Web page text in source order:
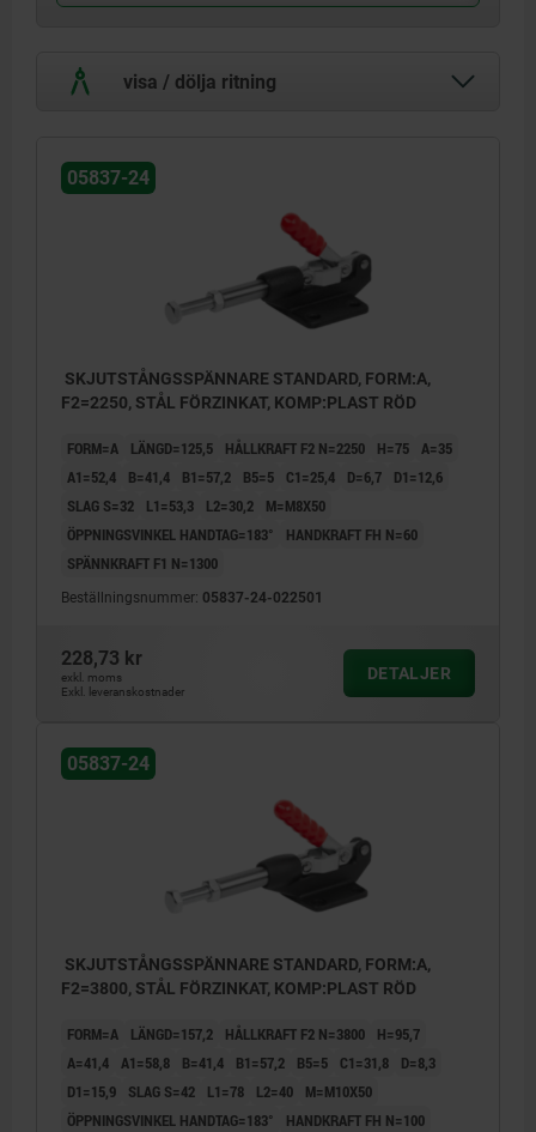
visa / dölja ritning
05837-24
SKJUTSTÅNGSSPÄNNARE STANDARD, FORM:A,
F2=2250, STÅL FÖRZINKAT, KOMP:PLAST RÖD
FORM=A LÄNGD=125,5 HÅLLKRAFT F2 N=2250 H=75 A=35
A1=52,4
B=41,4 B1=57,2 B5=5 C1=25,4 D=6,7
D1=12,6
SLAG S=32
L1=53,3 L2=30,2
M=M8X50
ÖPPNINGSVINKEL HANDTAG=183°
HANDKRAFT FH N=60
SPÄNNKRAFT F1 N=1300
Beställningsnummer: 05837-24-022501
228,73 kr
exkl. moms
Exkl. leveranskostnader
DETALJER
05837-24
SKJUTSTÅNGSSPÄNNARE STANDARD, FORM:A,
F2=3800, STÅL FÖRZINKAT, KOMP:PLAST RÖD
FORM=A LÄNGD=157,2 HÅLLKRAFT F2 N=3800
H=95,7
A=41,4 A1=58,8 B=41,4 B1=57,2 B5=5 C1=31,8
D=8,3
D1=15,9
SLAG S=42 L1=78 L2=40
M=M10X50
ÖPPNINGSVINKEL HANDTAG=183°
HANDKRAFT FH N=100